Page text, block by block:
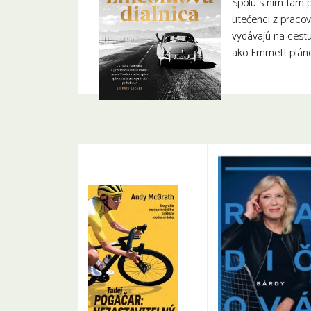
utečenci z
vydávajú na
ako Emmett